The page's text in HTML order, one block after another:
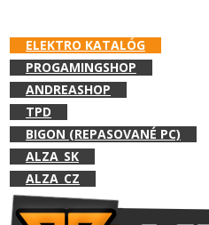
ELEKTRO KATALÓG
PROGAMINGSHOP
ANDREASHOP
TPD
BIGON (REPASOVANÉ PC)
ALZA_SK
ALZA_CZ